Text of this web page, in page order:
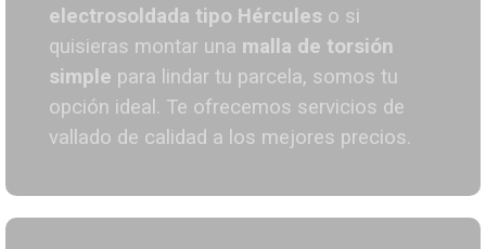
electrosoldada tipo Hércules o si
quisieras montar una malla de torsión
simple para lindar tu parcela, somos tu
opción ideal. Te ofrecemos servicios de
vallado de calidad a los mejores precios.